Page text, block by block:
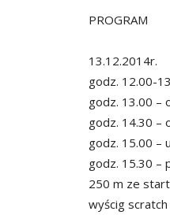
PROGRAM
13.12.2014r.
godz. 12.00-
godz. 13.00 –
godz. 14.30 –
godz. 15.00 –
godz. 15.30 –
250 m ze
wyścig scratch